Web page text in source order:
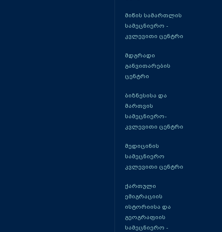
მიწის სამართლის
სამეცნიერო -
კვლევითი ცენტრი
მდგრადი
განვითარების
ცენტრი
ბიზნესისა და
მართვის
სამეცნიერო-
კვლევითი ცენტრი
მედიცინის
სამეცნიერო
კვლევითი ცენტრი
ქართული
ემიგრაციის
ისტორიისა და
გეოგრაფიის
სამეცნიერო -